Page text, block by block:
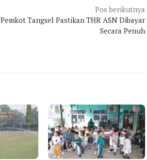
Pos berikutnya
Pemkot Tangsel Pastikan THR ASN Dibayar
Secara Penuh